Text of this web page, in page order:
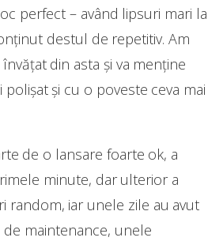
perfect – având lipsuri mari la
destul de repetitiv. Am
din asta și va menține
și cu o poveste ceva mai
de o lansare foarte ok, a
minute, dar ulterior a
random, iar unele zile au avut
maintenance, unele